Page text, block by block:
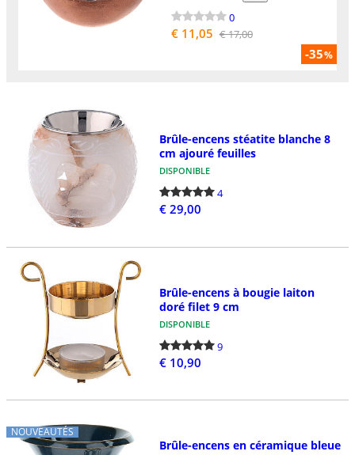
-35%
0
€ 11,05 € 17,00
Brûle-encens stéatite blanche 8
cm ajouré feuilles
DISPONIBLE
4
€ 29,00
Brûle-encens à bougie laiton
doré filet 9 cm
DISPONIBLE
9
€ 10,90
NOUVEAUTÉS
Brûle-encens en céramique bleue